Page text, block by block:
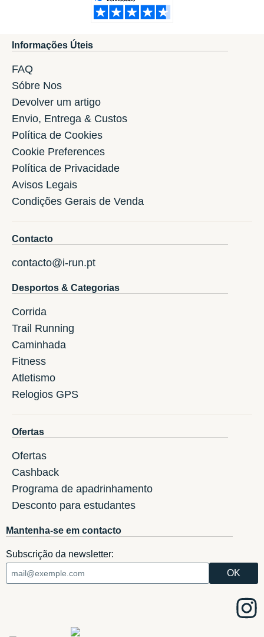
Informações Úteis
FAQ
Sóbre Nos
Devolver um artigo
Envio, Entrega & Custos
Política de Cookies
Cookie Preferences
Política de Privacidade
Avisos Legais
Condições Gerais de Venda
Contacto
contacto@i-run.pt
Desportos & Categorias
Corrida
Trail Running
Caminhada
Fitness
Atletismo
Relogios GPS
Ofertas
Ofertas
Cashback
Programa de apadrinhamento
Desconto para estudantes
Mantenha-se em contacto
Subscrição da newsletter: